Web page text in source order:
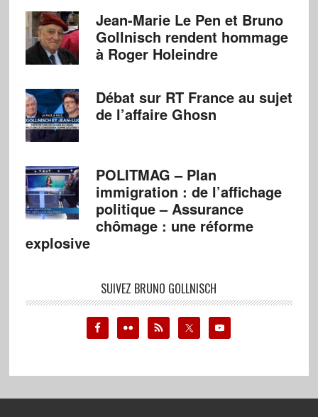
Jean-Marie Le Pen et Bruno
Gollnisch rendent hommage
à Roger Holeindre
Débat sur RT France au sujet
de l’affaire Ghosn
POLITMAG – Plan
immigration : de l’affichage
politique – Assurance
chômage : une réforme
explosive
SUIVEZ BRUNO GOLLNISCH